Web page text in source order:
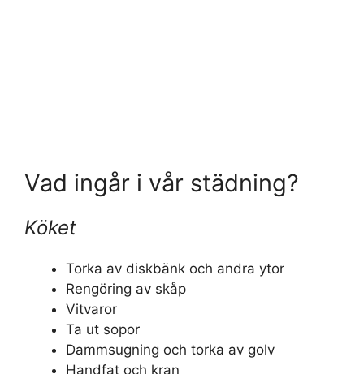
Vad ingår i vår städning?
Köket
Torka av diskbänk och andra ytor
Rengöring av skåp
Vitvaror
Ta ut sopor
Dammsugning och torka av golv
Handfat och kran